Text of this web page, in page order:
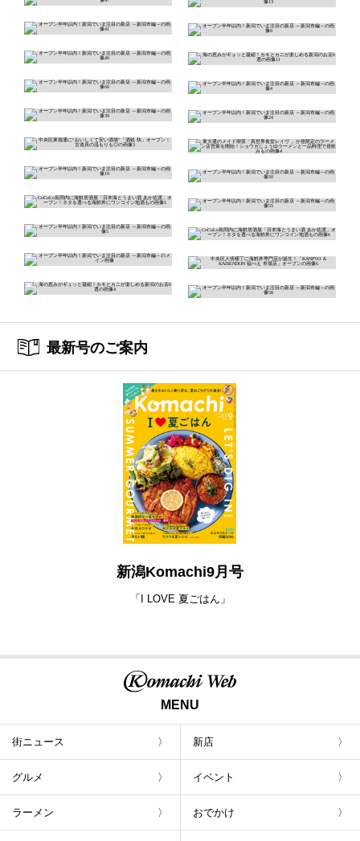
最新号のご案内
新潟Komachi9月号
「I LOVE 夏ごはん」
MENU
街ニュース 新店
グルメ イベント
ラーメン おでかけ